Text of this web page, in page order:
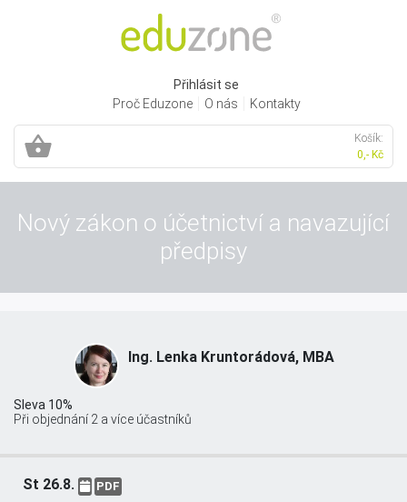
Přihlásit se
Proč Eduzone
O nás Kontakty
Košík:
0,- Kč
Nový zákon o účetnictví a navazující
předpisy
Ing. Lenka Kruntorádová, MBA
Sleva 10%
Při objednání 2 a více účastníků
St 26.8. PDF